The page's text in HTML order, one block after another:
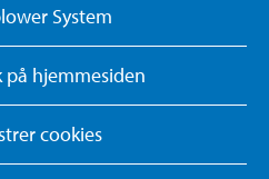
System
på hjemmesiden
cookies